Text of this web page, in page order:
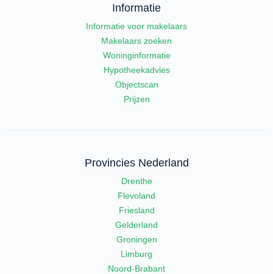
Informatie
Informatie voor makelaars
Makelaars zoeken
Woninginformatie
Hypotheekadvies
Objectscan
Prijzen
Provincies Nederland
Drenthe
Flevoland
Friesland
Gelderland
Groningen
Limburg
Noord-Brabant